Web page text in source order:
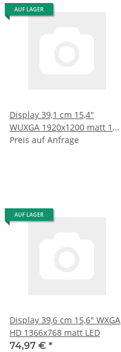
AUF LAGER
Display 39,1 cm 15,4"
WUXGA 1920x1200 matt 1
CCFL
Preis auf Anfrage
AUF LAGER
Display 39,6 cm 15,6" WXGA
HD 1366x768 matt LED
74,97 € *